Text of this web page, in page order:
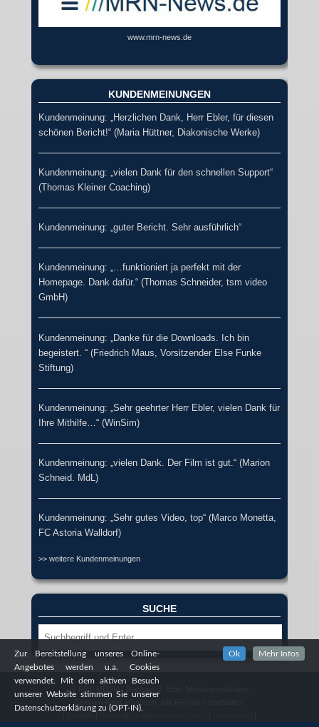
www.mrn-news.de
KUNDENMEINUNGEN
Kundenmeinung: „Herzlichen Dank, Herr Ebler, für diesen
schönen Bericht!“ (Maria Hüttner, Diakonische Werke)
Kundenmeinung: „vielen Dank für den schnellen Support“
(Thomas Kleiner Coaching)
Kundenmeinung: „guter Bericht. Sehr ausführlich“
Kundenmeinung: „…funktioniert ja perfekt mit der
Homepage. Dank dafür.“ (Thomas Schneider, tsm video
GmbH)
Kundenmeinung: „Danke für die Downloads. Ich bin
begeistert. “ (Friedrich Maus, Vorsitzender Else Funke
Stiftung)
Kundenmeinung: „Sehr geehrter Herr Ebler, vielen Dank für
Ihre Mithilfe…“ (WinSim)
Kundenmeinung: „vielen Dank. Der Film ist gut.“ (Marion
Schneid. MdL)
Kundenmeinung: „Sehr gutes Video, top“ (Marco Monetta,
FC Astoria Walldorf)
>> weitere Kundenmeinungen
SUCHE
© RBE MEDIA / Raphael B. Ebler Medienproduktion,
Kontakt| Copyright/Haftungsausschluss
Zur Bereitstellung unseres Online-
Angebotes werden u.a. Cookies
verwendet. Mit dem aktiven Besuch
unserer Website stimmen Sie unserer
Datenschutzerklärung zu (OPT-IN).
Ok Mehr Infos